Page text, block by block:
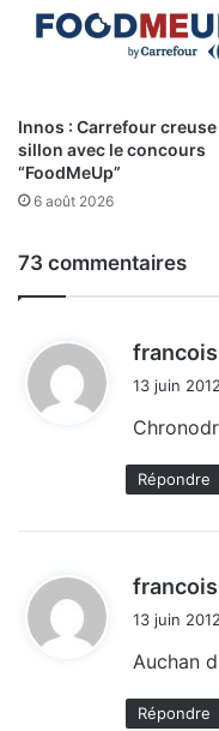
Innos : Carrefour
sillon avec le concours
“FoodMeUp”
6 août 2026
73 commentaires
francois
i
13 juin
Répondre
francois
i
13 juin
Auchan
Répondre